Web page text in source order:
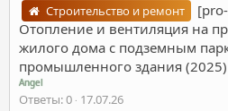
Строительство и ремонт
Отопление и вентиляция на
жилого дома с подземным
промышленного здания (2025)
Angel
Ответы 0 17.07.26